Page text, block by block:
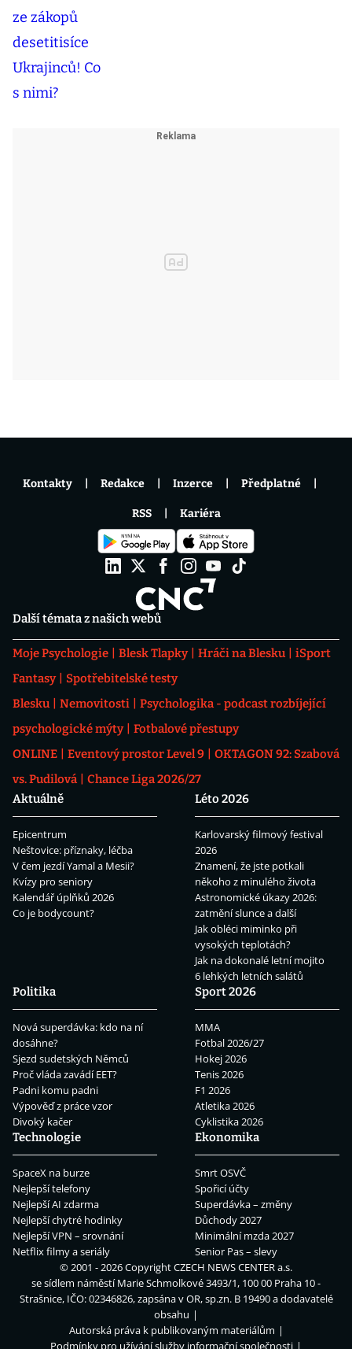
Další témata z našich webů
Moje Psychologie Blesk Tlapky Hráči na Blesku
iSport
Fantasy
Spotřebitelské testy
Blesku
Nemovitosti
Psychologika - podcast rozbíjející
psychologické mýty
Fotbalové přestupy
ONLINE
Eventový prostor Level 9
OKTAGON 92: Szabová
vs. Pudilová
Chance Liga 2026/27
Aktuálně
Epicentrum
Neštovice: příznaky, léčba
V čem jezdí Yamal a Mesii?
Kvízy pro seniory
Kalendář úplňků 2026
Co je bodycount?
Léto 2026
Karlovarský filmový festival
2026
Znamení, že jste potkali
někoho z minulého života
Astronomické úkazy 2026:
zatmění slunce a další
Jak obléci miminko při
vysokých teplotách?
Jak na dokonalé letní mojito
6 lehkých letních salátů
Politika
Nová superdávka: kdo na ní
dosáhne?
Sjezd sudetských Němců
Proč vláda zavádí EET?
Padni komu padni
Výpověď z práce vzor
Divoký kačer
Sport 2026
MMA
Fotbal 2026/27
Hokej 2026
Tenis 2026
F1 2026
Atletika 2026
Cyklistika 2026
Technologie
SpaceX na burze
Nejlepší telefony
Nejlepší AI zdarma
Nejlepší chytré hodinky
Nejlepší VPN – srovnání
Netflix filmy a seriály
Ekonomika
Smrt OSVČ
Spořicí účty
Superdávka – změny
Důchody 2027
Minimální mzda 2027
Senior Pas – slevy
Kontakty Redakce Inzerce Předplatné
RSS Kariéra
© 2001 - 2026 CopyrightCZECH NEWS CENTER a.s.
se sídlem náměstí Marie Schmolkové 3493/1, 100 00 Praha 10 -
Strašnice, IČO: 02346826, zapsána v OR, sp.zn. B 19490 a dodavatelé
obsahu
Autorská práva k publikovaným materiálům
Podmínky pro užívání služby informační společnosti